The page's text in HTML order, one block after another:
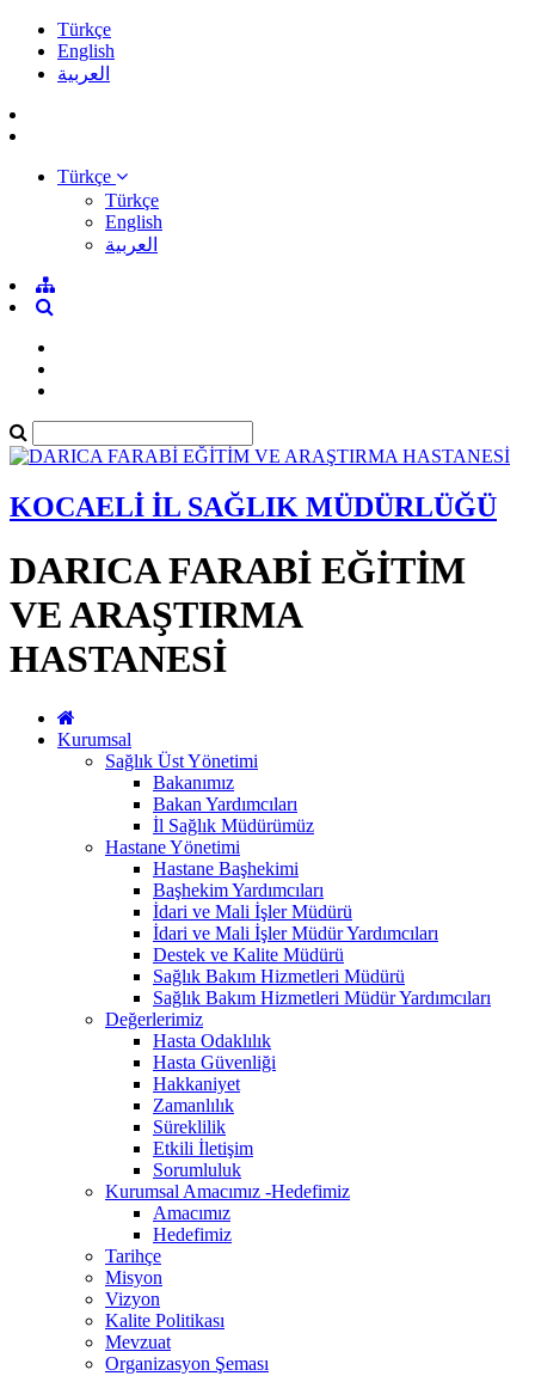
Türkçe
English
العربية
Türkçe
Türkçe
English
العربية
KOCAELİ İL SAĞLIK MÜDÜRLÜĞÜ
DARICA FARABİ EĞİTİM
VE ARAŞTIRMA
HASTANESİ
Kurumsal
Sağlık Üst Yönetimi
Bakanımız
Bakan Yardımcıları
İl Sağlık Müdürümüz
Hastane Yönetimi
Hastane Başhekimi
Başhekim Yardımcıları
İdari ve Mali İşler Müdürü
İdari ve Mali İşler Müdür Yardımcıları
Destek ve Kalite Müdürü
Sağlık Bakım Hizmetleri Müdürü
Sağlık Bakım Hizmetleri Müdür Yardımcıları
Değerlerimiz
Hasta Odaklılık
Hasta Güvenliği
Hakkaniyet
Zamanlılık
Süreklilik
Etkili İletişim
Sorumluluk
Kurumsal Amacımız -Hedefimiz
Amacımız
Hedefimiz
Tarihçe
Misyon
Vizyon
Kalite Politikası
Mevzuat
Organizasyon Şeması